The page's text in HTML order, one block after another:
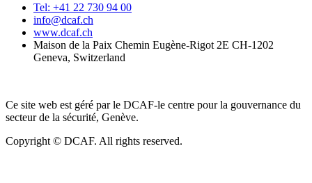
Tel: +41 22 730 94 00
info@dcaf.ch
www.dcaf.ch
Maison de la Paix Chemin Eugène-Rigot 2E CH-1202
Geneva, Switzerland
Ce site web est géré par le DCAF-le centre pour la gouvernance du
secteur de la sécurité, Genève.
Copyright © DCAF. All rights reserved.